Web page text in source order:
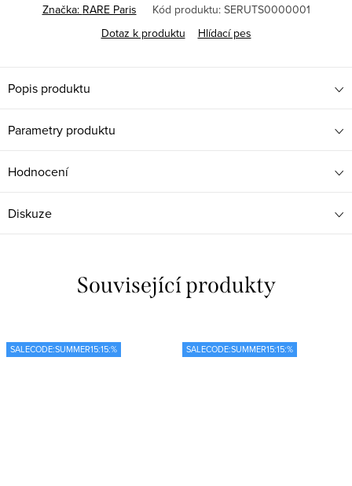
Značka: RARE Paris Kód produktu: SERUTS0000001
Dotaz k produktu
Hlídací pes
Popis produktu
Parametry produktu
Hodnocení
Diskuze
Související produkty
SALECODE:SUMMER15:15:% SALECODE:SUMMER15:15:%